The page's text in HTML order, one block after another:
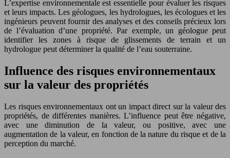
L’expertise environnementale est essentielle pour évaluer les risques
et leurs impacts. Les géologues, les hydrologues, les écologues et les
ingénieurs peuvent fournir des analyses et des conseils précieux lors
de l’évaluation d’une propriété. Par exemple, un géologue peut
identifier les zones à risque de glissements de terrain et un
hydrologue peut déterminer la qualité de l’eau souterraine.
Influence des risques environnementaux
sur la valeur des propriétés
Les risques environnementaux ont un impact direct sur la valeur des
propriétés, de différentes manières. L’influence peut être négative,
avec une diminution de la valeur, ou positive, avec une
augmentation de la valeur, en fonction de la nature du risque et de la
perception du marché.